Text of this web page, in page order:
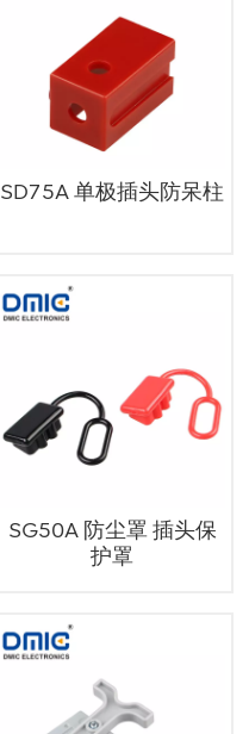
SD75A 单极插头防呆柱
SG50A 防尘罩 插头保
护罩